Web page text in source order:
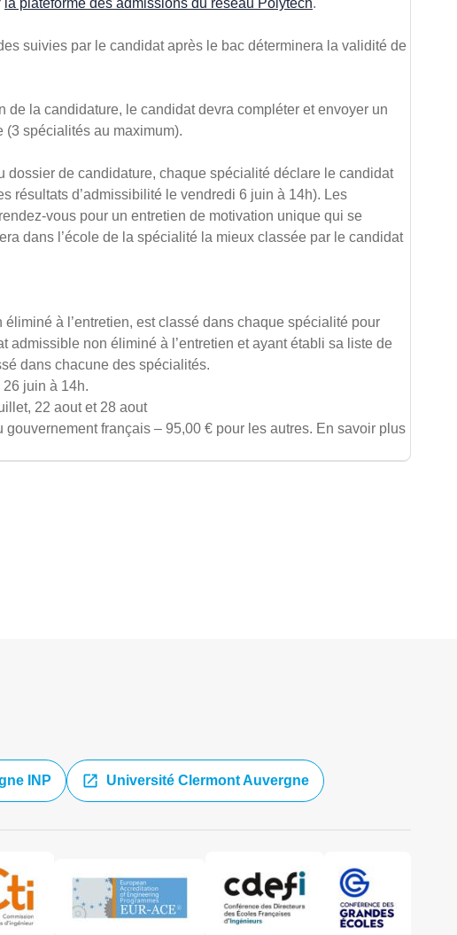
la plateforme des admissions du réseau Polytech.
suivies par le candidat après le bac déterminera la validité de
de la candidature, le candidat devra compléter et envoyer un
spécialités au maximum).
dossier de candidature, chaque spécialité déclare le candidat
résultats d’admissibilité le vendredi 6 juin à 14h). Les
vous pour un entretien de motivation unique qui se
dans l’école de la spécialité la mieux classée par le candidat
à l’entretien, est classé dans chaque spécialité pour
admissible non éliminé à l’entretien et ayant établi sa liste de
dans chacune des spécialités.
juin à 14h.
22 aout et 28 aout
français – 95,00 € pour les autres. En savoir plus
INP Université Clermont Auvergne